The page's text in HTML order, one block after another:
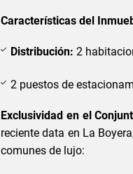
Características del
Distribución: 2
2 puestos de
Exclusividad en el
reciente data en La
comunes de lujo: